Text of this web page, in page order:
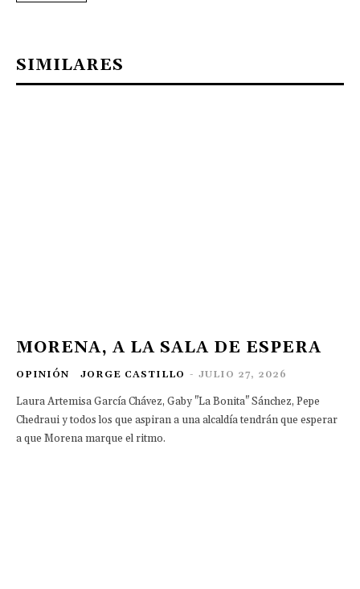
SIMILARES
MORENA, A LA SALA DE ESPERA
OPINIÓN JORGE CASTILLO - JULIO 27, 2026
Laura Artemisa García Chávez, Gaby "La Bonita" Sánchez, Pepe
Chedraui y todos los que aspiran a una alcaldía tendrán que esperar
a que Morena marque el ritmo.